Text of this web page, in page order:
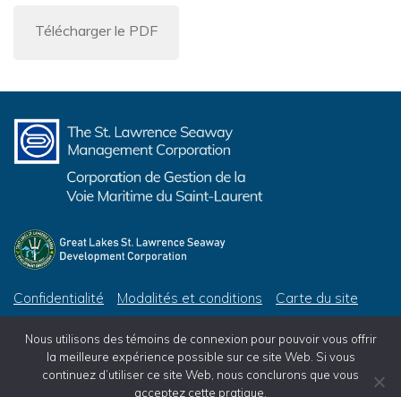
Télécharger le PDF
Confidentialité Modalités et conditions Carte du site
© 2026 Great Lakes St. Lawrence Seaway Development Corporation, All Rights Reserved
Nous utilisons des témoins de connexion pour pouvoir vous offrir
la meilleure expérience possible sur ce site Web. Si vous
continuez d’utiliser ce site Web, nous conclurons que vous
acceptez cette pratique.